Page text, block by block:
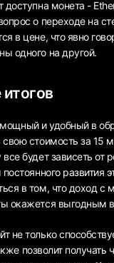
доступна монета -
о переходе на
в цене, что явно
одного на другой.
мощный и удобный в
свою стоимость за 15
будет зависеть от
развития
в том, что доход с
окажется выгодным
не только
позволит получать